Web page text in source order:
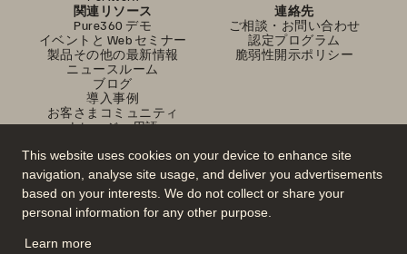
This website uses cookies on your device to enhance site
navigation, analyse site usage, and deliver you advertisements
based on your interests. We do not collect or share your
personal information for any other purpose.
Learn more
関連リソース
Pure360 デモ
イベントと Web セミナー
製品その他の最新情報
ニュースルーム
ブログ
導入事例
お客さまコミュニティ
ナレッジ・用語
連絡先
ご相談・お問い合わせ
認定プログラム
脆弱性開示ポリシー
公式 SNS
是非フォローをお願いします！